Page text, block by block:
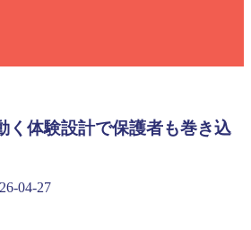
く体験設計で保護者も巻き込
04-27